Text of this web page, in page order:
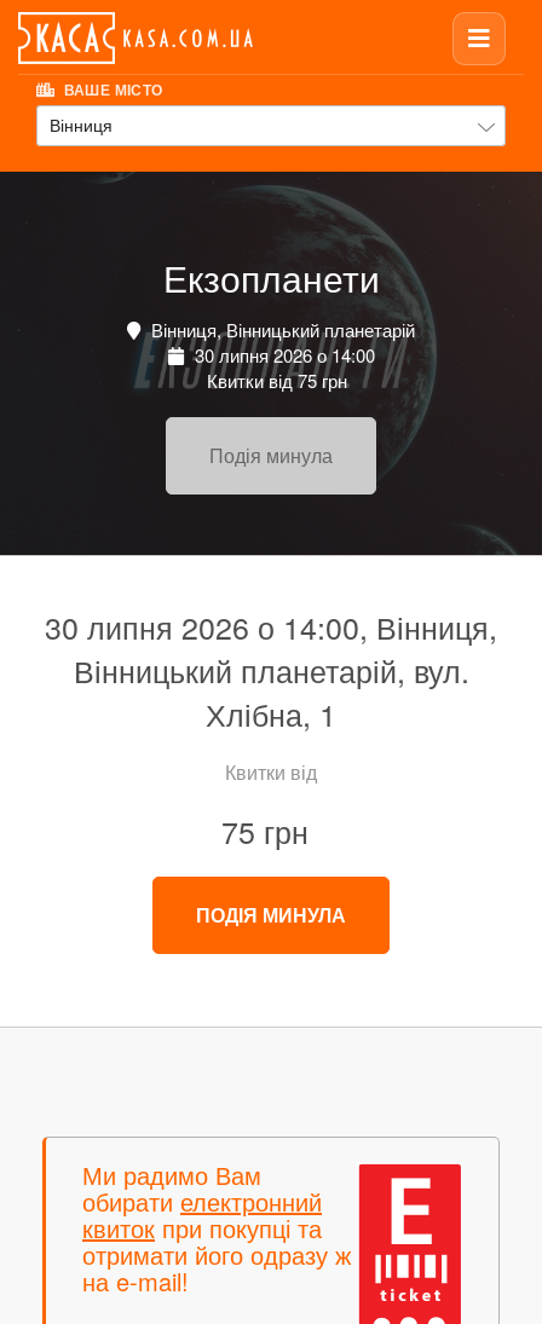
ВАШЕ МІСТО
Вінниця
Екзопланети
Вінниця, Вінницький планетарій
30 липня 2026 о 14:00
Квитки від 75 грн
Подія минула
30 липня 2026 о 14:00, Вінниця,
Вінницький планетарій, вул.
Хлібна, 1
Квитки від
75 грн
ПОДІЯ МИНУЛА
Ми радимо Вам
обирати електронний
квиток при покупці та
отримати його одразу ж
на e-mail!